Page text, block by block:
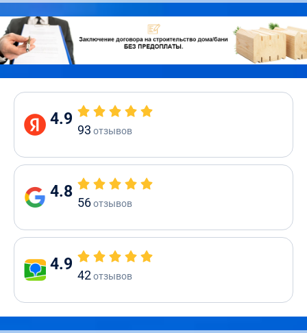
4.9
93 отзывов
4.8
56отзывов
4.9
42отзывов